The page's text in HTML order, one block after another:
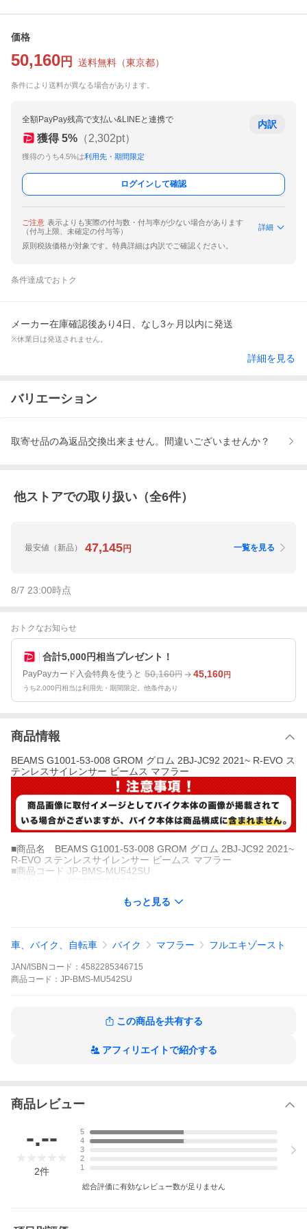
価格
50,160 円 送料無料 （東京都）
条件により送料が異なる場合があります。
全額PayPay残高で支払い&LINEと連携で
獲得 5% （2,302pt）
獲得のうち4.5%は利用先・期間限定
内訳
ログインして確認
ご注意 表示よりも実際の付与数・付与率が少ない場合があります
（付与上限、未確定の付与等）
詳細
原則税抜価格が対象です。特典詳細は内訳でご確認ください。
条件達成でおトク
メーカー在庫確認後あり4日、なし3ヶ月以内に発送
※休業日は発送されません。
詳細を見る
バリエーション
取寄せ品の為返品交換出来ません。間違いございませんか？
他ストアでの取り扱い（全6件）
最安値 （新品） 47,145円 一覧を見る
8/7 23:00時点
おトクなお知らせ
合計5,000円相当プレゼント！
PayPayカード入会特典を使うと 50,160円 45,160円
うち2,000円相当は利用先・期間限定。他条件あり
商品情報
BEAMS G1001-53-008 GROM グロム 2BJ-JC92 2021~ R-EVO ス
テンレスサイレンサー ビームス マフラー
■商品名 BEAMS G1001-53-008 GROM グロム 2BJ-JC92 2021~
R-EVO ステンレスサイレンサー ビームス マフラー
■商品コード JP-BMS-MU542SU
■排気騒音86db(純正 82db)
■タイプ フルエキ JMCA/政府認証品
■2年間保証
もっと見る
車、バイク、自転車 バイク マフラー フルエキゾースト
JAN/ISBNコード： 4582285346715
商品 コード： JP-BMS-MU542SU
この商品を共有する
アフィリエイトで紹介する
商品レビュー
-.--
2件
5
4
3
2
1
総合評価に有効なレビュー数が足りません